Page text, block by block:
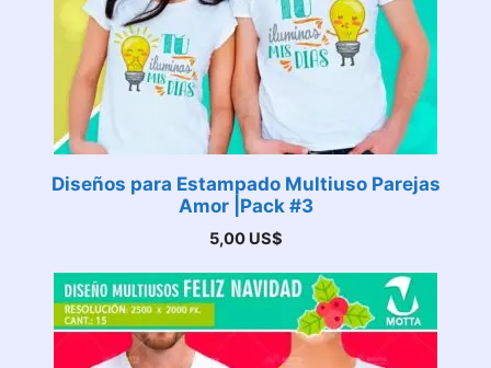
Diseños para Estampado Multiuso Parejas
Amor |Pack #3
5,00 US$